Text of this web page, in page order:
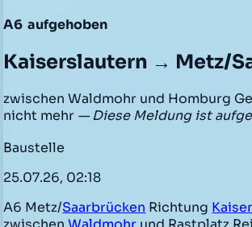
A6 aufgehoben
Kaiserslautern → Metz/
zwischen Waldmohr und Homburg
nicht mehr — Diese Meldung ist
Baustelle
25.07.26, 02:18
A6 Metz/Saarbrücken Richtung